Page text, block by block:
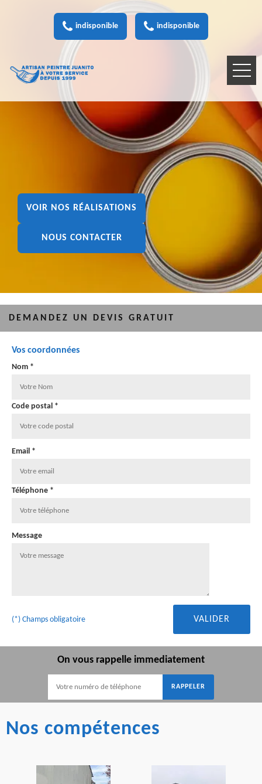
indisponible indisponible
VOIR NOS RÉALISATIONS
NOUS CONTACTER
DEMANDEZ UN DEVIS GRATUIT
Vos coordonnées
Nom *
Code postal *
Email *
Téléphone *
Message
(*) Champs obligatoire
On vous rappelle immediatement
Nos compétences